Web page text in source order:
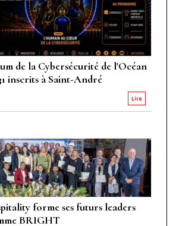
de la Cybersécurité de l'Océan
inscrits à Saint-André
Lire
forme ses futurs leaders
BRIGHT